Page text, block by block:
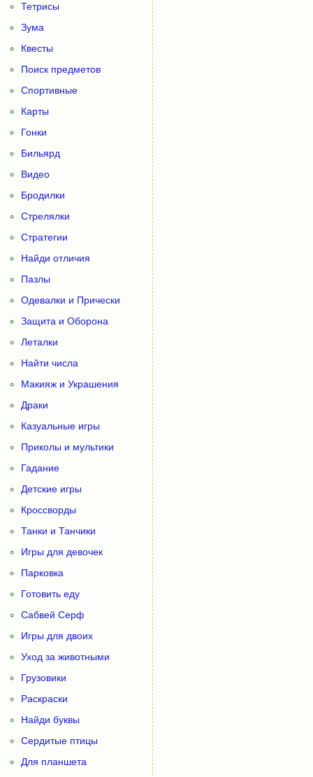
Тетрисы
Зума
Квесты
Поиск предметов
Спортивные
Карты
Гонки
Бильярд
Видео
Бродилки
Стрелялки
Стратегии
Найди отличия
Пазлы
Одевалки и Прически
Защита и Оборона
Леталки
Найти числа
Макияж и Украшения
Драки
Казуальные игры
Приколы и мультики
Гадание
Детские игры
Кроссворды
Танки и Танчики
Игры для девочек
Парковка
Готовить еду
Сабвей Серф
Игры для двоих
Уход за животными
Грузовики
Раскраски
Найди буквы
Сердитые птицы
Для планшета